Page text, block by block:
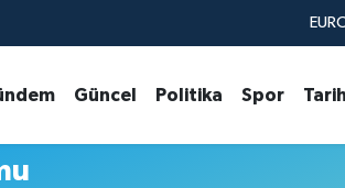
G.ALTIN
Güncel Politika Spor